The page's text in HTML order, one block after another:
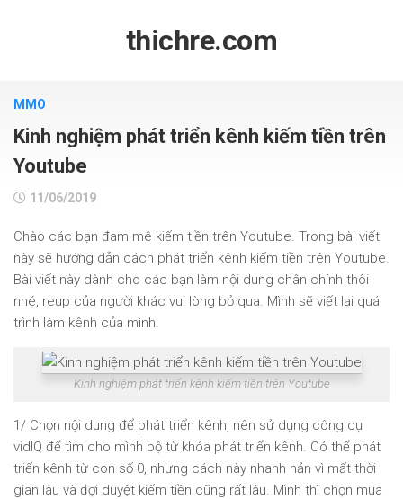
thichre.com
MMO
Kinh nghiệm phát triển kênh kiếm tiền trên
Youtube
11/06/2019
Chào các bạn đam mê kiếm tiền trên Youtube. Trong bài viết
này sẽ hướng dẫn cách phát triển kênh kiếm tiền trên Youtube.
Bài viết này dành cho các bạn làm nội dung chân chính thôi
nhé, reup của người khác vui lòng bỏ qua. Mình sẽ viết lại quá
trình làm kênh của mình.
Kinh nghiệm phát triển kênh kiếm tiền trên Youtube
1/ Chọn nội dung để phát triển kênh, nên sử dụng công cụ
vidIQ để tìm cho mình bộ từ khóa phát triển kênh. Có thể phát
triển kênh từ con số 0, nhưng cách này nhanh nản vì mất thời
gian lâu và đợi duyệt kiếm tiền cũng rất lâu. Mình thì chọn mua